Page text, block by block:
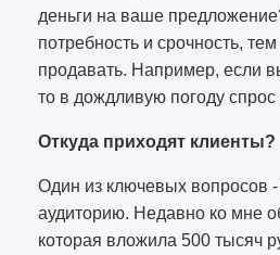
деньги на ваше
потребность и срочность,
продавать. Например, если
то в дождливую погоду
Откуда приходят клиенты?
Один из ключевых вопросов -
аудиторию. Недавно ко мне
которая вложила 500 тысяч